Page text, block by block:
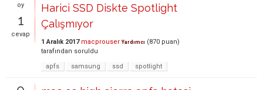
oy
1
cevap
Harici SSD Diskte Spotlight
Çalışmıyor
1 Aralık 2017 macprouser Yardımcı (870 puan)
tarafından soruldu
apfs
samsung ssd spotlight